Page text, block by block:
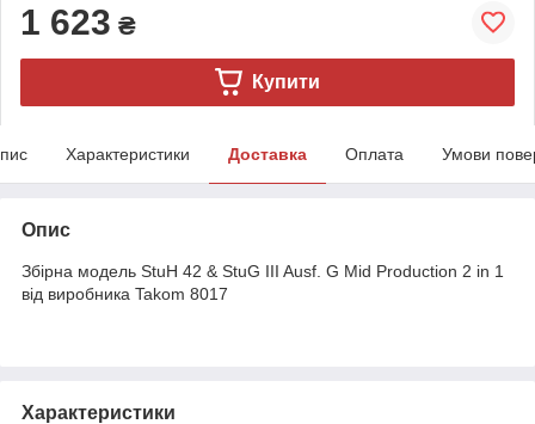
1 623 ₴
Купити
Характеристики Доставка Оплата Умови
Опис
Збірна модель StuH 42 & StuG III Ausf. G Mid Production 2 in 1
від виробника Takom 8017
Характеристики